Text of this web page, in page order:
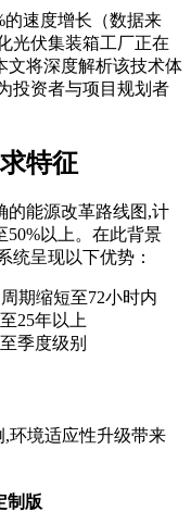
的速度增长（数据来
光伏集装箱工厂正在
文将深度解析该技术体
投资者与项目规划者
特征
的能源改革路线图,计
50%以上。在此背景
统呈现以下优势：
期缩短至72小时内
25年以上
季度级别
,环境适应性升级带来
制版